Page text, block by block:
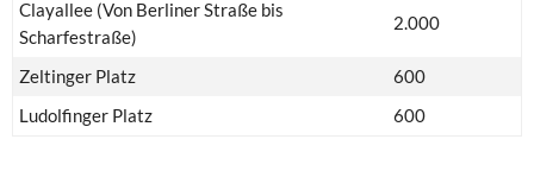
Clayallee (Von Berliner Straße bis
Scharfestraße)
2.000
Zeltinger Platz
600
Ludolfinger Platz
600